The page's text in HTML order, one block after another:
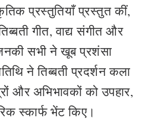
प्रस्तुतियाँ प्रस्तुत कीं,
गीत, वाद्य संगीत और
सभी ने खूब प्रशंसा
ने तिब्बती प्रदर्शन कला
और अभिभावकों को उपहार,
स्कार्फ भेंट किए।